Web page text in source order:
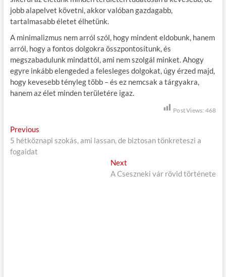
jobb alapelvet követni, akkor valóban gazdagabb,
tartalmasabb életet élhetünk.
A minimalizmus nem arról szól, hogy mindent eldobunk, hanem
arról, hogy a fontos dolgokra összpontosítunk, és
megszabadulunk mindattól, ami nem szolgál minket. Ahogy
egyre inkább elengeded a felesleges dolgokat, úgy érzed majd,
hogy kevesebb tényleg több – és ez nemcsak a tárgyakra,
hanem az élet minden területére igaz.
Post Views: 468
B
e
Previous
r
5 hétköznapi szokás, ami lassan, de biztosan tönkreteszi a
fogaidat
Next
e
A Cseszneki vár rövid története